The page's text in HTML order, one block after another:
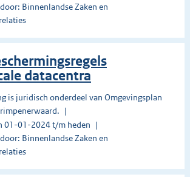
Binnenlandse Zaken en
datacentra
is juridisch onderdeel van Omgevingsplan
01-01-2024 t/m heden
Binnenlandse Zaken en